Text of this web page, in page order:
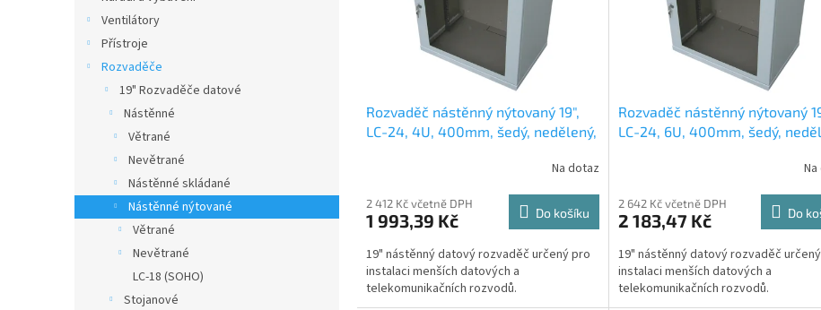
Ventilátory
Přístroje
Rozvaděče
19" Rozvaděče datové
Nástěnné
Větrané
Nevětrané
Nástěnné skládané
Nástěnné nýtované
Větrané
Nevětrané
LC-18 (SOHO)
Stojanové
Rozvaděč nástěnný nýtovaný 19",
LC-24, 4U, 400mm, šedý, nedělený,
Na dotaz
2 412 Kč včetně DPH
1 993,39 Kč Do košíku
19" nástěnný datový rozvaděč určený pro
instalaci menších datových a
telekomunikačních rozvodů.
Rozvaděč nástěnný nýtovaný
LC-24, 6U, 400mm, šedý,
2 642 Kč včetně DPH
2 183,47 Kč Do
19" nástěnný datový rozvaděč
instalaci menších datových a
telekomunikačních rozvodů.